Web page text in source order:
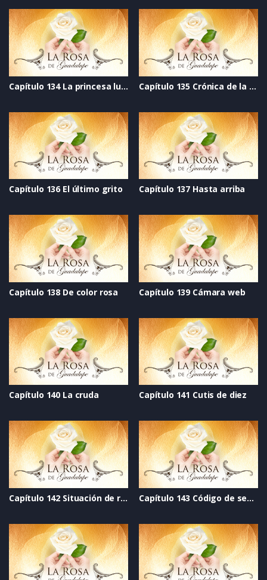
Capítulo 134 La princesa luna Capítulo 135 Crónica de la esperanza
Capítulo 136 El último grito Capítulo 137 Hasta arriba
Capítulo 138 De color rosa Capítulo 139 Cámara web
Capítulo 140 La cruda Capítulo 141 Cutis de diez
Capítulo 142 Situación de riesgo Capítulo 143 Código de seguridad